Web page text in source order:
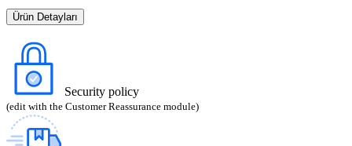
Ürün Detayları
Security policy
(edit with the Customer Reassurance module)